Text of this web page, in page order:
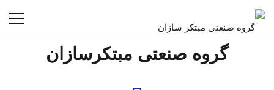
گروه صنعتی مبتکرسازان